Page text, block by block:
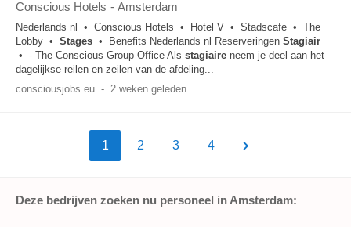
Conscious Hotels - Amsterdam
Nederlands nl • Conscious Hotels • Hotel V • Stadscafe • The
Lobby • Stages • Benefits Nederlands nl Reserveringen Stagiair
• - The Conscious Group Office Als stagiaire neem je deel aan het
dagelijkse reilen en zeilen van de afdeling...
consciousjobs.eu - 2 weken geleden
1 2 3 4
Deze bedrijven zoeken nu personeel in Amsterdam: